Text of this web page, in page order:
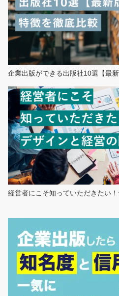
企業出版ができる出版社10選【最
経営者にこそ知っていただきたい